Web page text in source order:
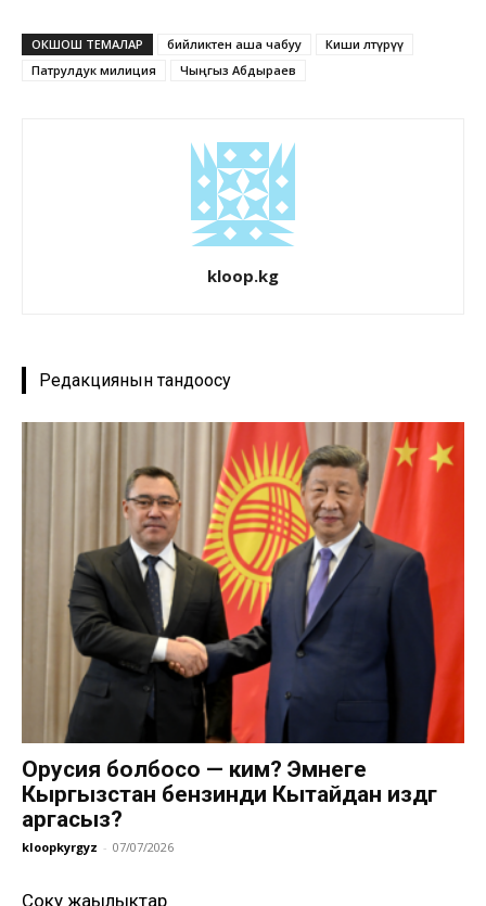
ОКШОШ ТЕМАЛАР бийликтен аша чабуу
Киши өлтүрүү
Патрулдук милиция
Чыңгыз Абдыраев
kloop.kg
Редакциянын тандоосу
Орусия болбосо — ким? Эмнеге
Кыргызстан бензинди Кытайдан издөөгө
аргасыз?
kloopkyrgyz - 07/07/2026
Соңку жаңылыктар